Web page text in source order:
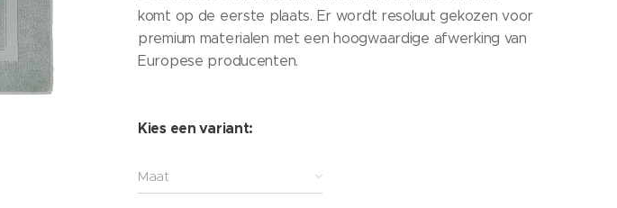
komt op de eerste plaats. Er wordt resoluut gekozen voor
premium materialen met een hoogwaardige afwerking van
Europese producenten.
Kies een variant:
Maat